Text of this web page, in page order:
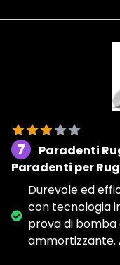
7
Paradenti
Paradenti per
Durevole ed
con tecnologia
prova di
ammortizzante.